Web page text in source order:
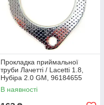
Прокладка приймальної
труби Лачетті / Lacetti 1.8,
Нубіра 2.0 GM, 96184655
В наявності